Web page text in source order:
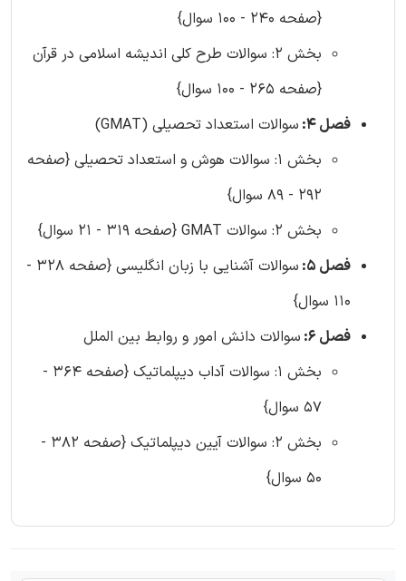
{صفحه 240 - 100 سوال}
بخش 2: سوالات طرح کلی اندیشه اسلامی در قرآن
{صفحه 265 - 100 سوال}
فصل 4:
سوالات استعداد تحصیلی (GMAT)
بخش 1: سوالات هوش و استعداد تحصیلی {صفحه
292 - 89 سوال}
بخش 2: سوالات GMAT {صفحه 319 - 21 سوال}
فصل 5:
سوالات آشنایی با زبان انگلیسی {صفحه 328 -
110 سوال}
فصل 6:
سوالات دانش امور و روابط بین الملل
بخش 1: سوالات آداب دیپلماتیک {صفحه 364 -
57 سوال}
بخش 2: سوالات آیین دیپلماتیک {صفحه 382 -
50 سوال}